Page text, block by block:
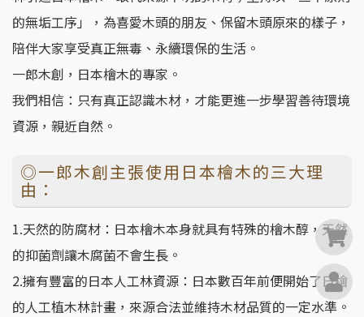
的無垢工序」，為喜愛木頭的朋友、保留木頭原來的樣子，
陪伴大家享受真正無毒、永續環保的生活。
一郎木創，日本檜木的專家。
我們相信：只有真正認識木材，才能更進一步學習善待環境
資源，親近自然。
◎一郎木創主張使用日本檜木的三大理
由：
1.天然的防腐材：日本檜木本身就具有特殊的檜木醇，天然
的抑菌劑讓木腐菌不會生長。
2.擁有豐富的日本人工林資源：日本數百年前便開始了日檜
的人工植木林計畫，來源合法並維持木材品質的一定水準。
0